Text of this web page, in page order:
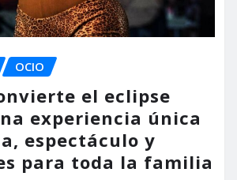
OCIO
el eclipse
experiencia única
espectáculo y
para toda la familia